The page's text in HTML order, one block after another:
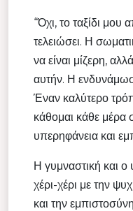
“Όχι, το ταξίδι μου
τελειώσει. Η
να είναι μίζερη,
αυτήν. Η
Έναν καλύτερο
κάθομαι κάθε μέρα
υπερηφάνεια και
Η γυμναστική και ο
χέρι-χέρι με την
και την